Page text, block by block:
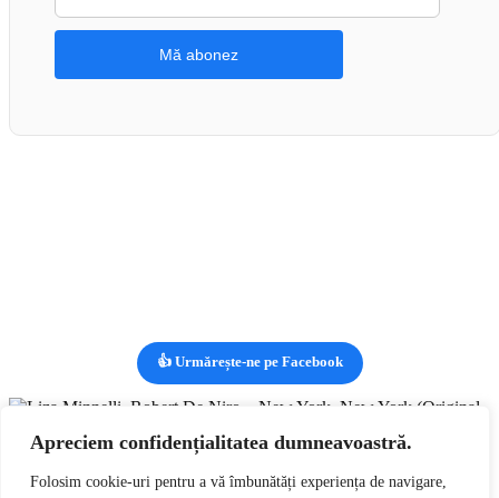
Apreciem confidențialitatea dumneavoastră.
Folosim cookie-uri pentru a vă îmbunătăți experiența de navigare,
👍 Urmărește-ne pe Facebook
Vizualizezi:Liza Minnelli, Robert De Niro – New York, New
159,00 RON